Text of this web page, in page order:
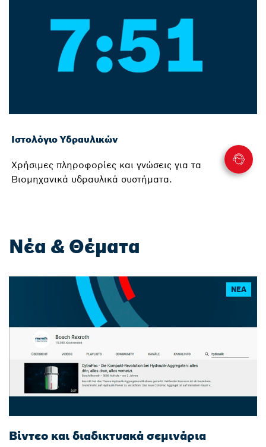
Ιστολόγιο Υδραυλικών
Χρήσιμες πληροφορίες και γνώσεις για τα
Βιομηχανικά υδραυλικά συστήματα.
Νέα & Θέματα
Βίντεο και διαδικτυακά σεμινάρια
ΝΈΑ